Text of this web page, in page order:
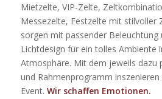
Mietzelte, VIP-Zelte,
Messezelte, Festzelte mit stilvoller
sorgen mit passender
Lichtdesign für ein tolles Ambiente
Atmosphäre. Mit dem jeweils dazu
und Rahmenprogramm
Event. Wir schaffen Emotionen.